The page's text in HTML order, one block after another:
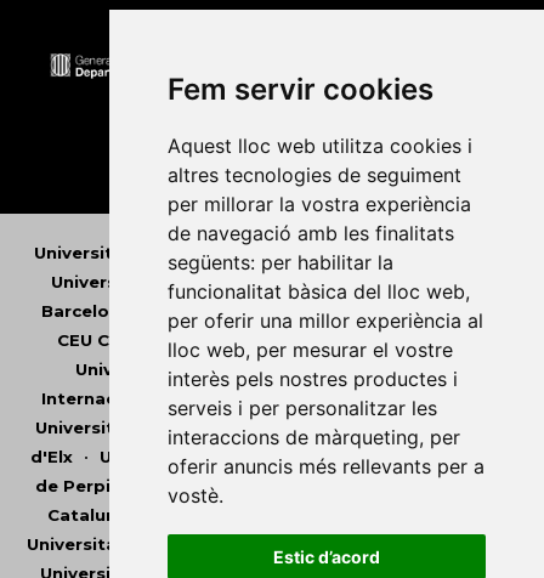
Fem servir cookies
Aquest lloc web utilitza cookies i
altres tecnologies de seguiment
per millorar la vostra experiència
de navegació amb les finalitats
següents: per habilitar la
funcionalitat bàsica del lloc web,
per oferir una millor experiència al
lloc web, per mesurar el vostre
interès pels nostres productes i
serveis i per personalitzar les
interaccions de màrqueting, per
oferir anuncis més rellevants per a
vostè.
Estic d’acord
Universitat Abat Oliba CEU •Universitat d'Alacant
Universitat d'Andorra
•
Universitat Autònoma de
Barcelona
Universitat de Barcelona
Universitat
CEU Cardenal Herrera
Universitat de Girona
Universitat de les Illes Balears
Universitat
Internacional de Catalunya
Universitat Jaume I
Universitat de Lleida
• Universitat Miguel Hernández
d'Elx• Universitat Oberta de Catalunya •Universitat
de Perpinyà Via Domitia
Catalunya
Universitat Pompeu Fabra
Universitat Rovira i Virgili
•